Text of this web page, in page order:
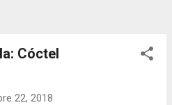
Cóctel
22, 2018